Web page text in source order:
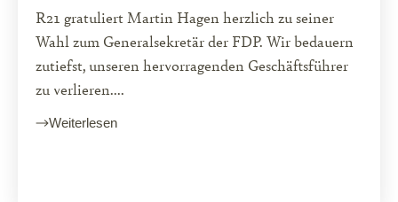
R21 gratuliert Martin Hagen herzlich zu seiner
Wahl zum Generalsekretär der FDP. Wir bedauern
zutiefst, unseren hervorragenden Geschäftsführer
zu verlieren....
Weiterlesen